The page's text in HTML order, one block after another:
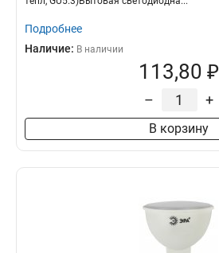
Подробнее
Наличие: В наличии
113,80 ₽
– +
В корзину